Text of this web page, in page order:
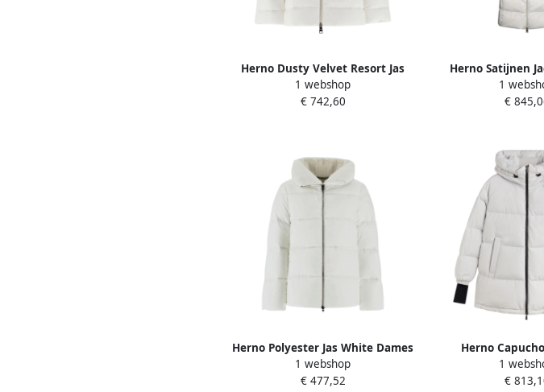
Herno Dusty Velvet Resort Jas
White Dames
1 webshop
€ 742,60
Herno Satijnen
White
1
€
Herno Polyester Jas White Dames
1 webshop
€ 477,52
Herno
verstelbare
1
€